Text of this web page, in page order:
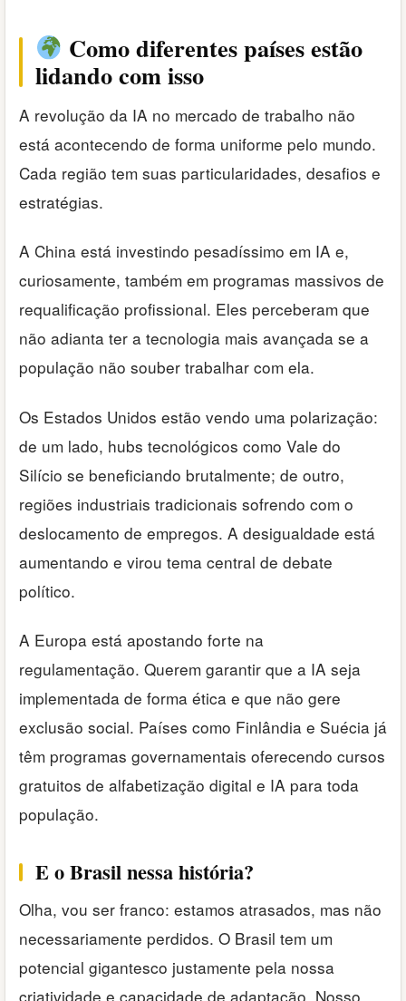
Como diferentes países estão
lidando com isso
A revolução da IA no mercado de trabalho não
está acontecendo de forma uniforme pelo mundo.
Cada região tem suas particularidades, desafios e
estratégias.
A China está investindo pesadíssimo em IA e,
curiosamente, também em programas massivos de
requalificação profissional. Eles perceberam que
não adianta ter a tecnologia mais avançada se a
população não souber trabalhar com ela.
Os Estados Unidos estão vendo uma polarização:
de um lado, hubs tecnológicos como Vale do
Silício se beneficiando brutalmente; de outro,
regiões industriais tradicionais sofrendo com o
deslocamento de empregos. A desigualdade está
aumentando e virou tema central de debate
político.
A Europa está apostando forte na
regulamentação. Querem garantir que a IA seja
implementada de forma ética e que não gere
exclusão social. Países como Finlândia e Suécia já
têm programas governamentais oferecendo cursos
gratuitos de alfabetização digital e IA para toda
população.
E o Brasil nessa história?
Olha, vou ser franco: estamos atrasados, mas não
necessariamente perdidos. O Brasil tem um
potencial gigantesco justamente pela nossa
criatividade e capacidade de adaptação. Nosso